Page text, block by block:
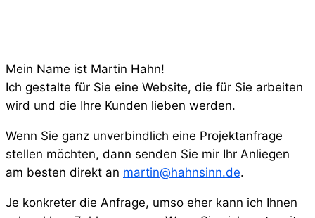
Mein Name ist Martin Hahn!
Ich gestalte für Sie eine Website, die für Sie arbeiten
wird und die Ihre Kunden lieben werden.
Wenn Sie ganz unverbindlich eine Projektanfrage
stellen möchten, dann senden Sie mir Ihr Anliegen
am besten direkt an martin@hahnsinn.de.
Je konkreter die Anfrage, umso eher kann ich Ihnen